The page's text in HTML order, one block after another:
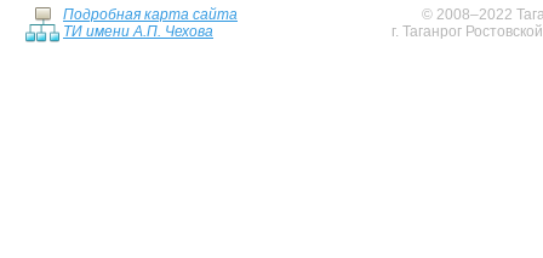
Подробная карта сайта
ТИ имени А.П. Чехова
© 2008–2022
г. Таганрог